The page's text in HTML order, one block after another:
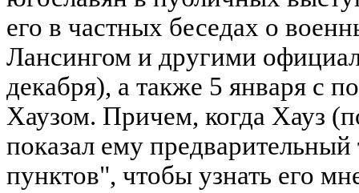
его в частных беседах о
Лансингом и другими
декабря), а также 5 января с
Хаузом. Причем, когда Хауз
показал ему
пунктов", чтобы узнать его